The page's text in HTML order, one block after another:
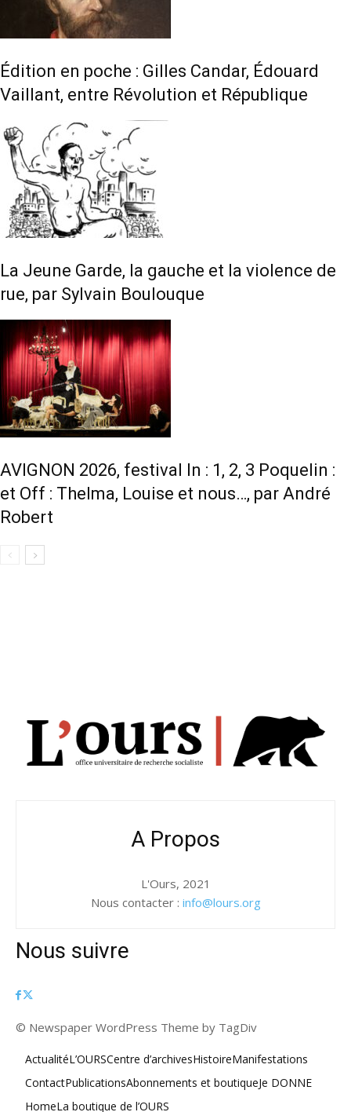
Édition en poche : Gilles Candar, Édouard
Vaillant, entre Révolution et République
La Jeune Garde, la gauche et la violence de
rue, par Sylvain Boulouque
AVIGNON 2026, festival In : 1, 2, 3 Poquelin :
et Off : Thelma, Louise et nous…, par André
Robert
A Propos
L'Ours, 2021
Nous contacter : info@lours.org
Nous suivre
© Newspaper WordPress Theme by TagDiv
ActualitéL’OURSCentre d’archivesHistoireManifestations
ContactPublicationsAbonnements et boutiqueJe DONNE
HomeLa boutique de l’OURS